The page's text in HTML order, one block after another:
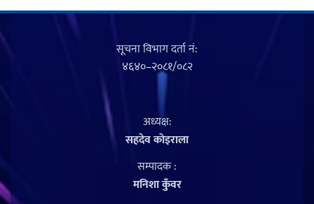
सूचना विभाग दर्ता नं‍:
४६४०–२०८१/०८२
अध्यक्ष:
सहदेव काेइराला
सम्पादक :
मनिशा कुँवर